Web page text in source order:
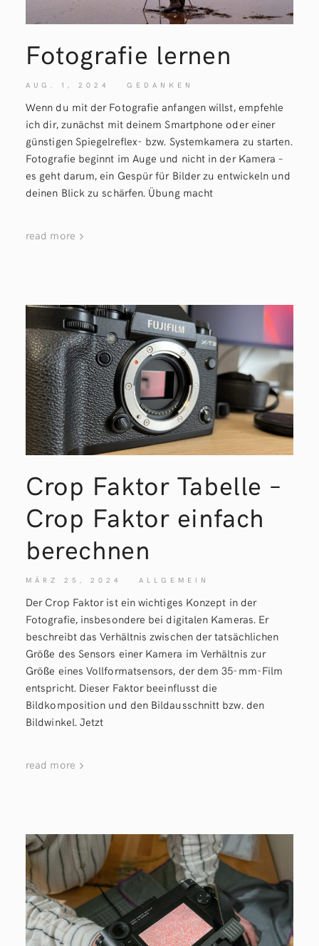
Fotografie lernen
AUG. 1, 2024 GEDANKEN
Wenn du mit der Fotografie anfangen willst, empfehle
ich dir, zunächst mit deinem Smartphone oder einer
günstigen Spiegelreflex- bzw. Systemkamera zu starten.
Fotografie beginnt im Auge und nicht in der Kamera –
es geht darum, ein Gespür für Bilder zu entwickeln und
deinen Blick zu schärfen. Übung macht
read more
Crop Faktor Tabelle –
Crop Faktor einfach
berechnen
MÄRZ 25, 2024 ALLGEMEIN
Der Crop Faktor ist ein wichtiges Konzept in der
Fotografie, insbesondere bei digitalen Kameras. Er
beschreibt das Verhältnis zwischen der tatsächlichen
Größe des Sensors einer Kamera im Verhältnis zur
Größe eines Vollformatsensors, der dem 35-mm-Film
entspricht. Dieser Faktor beeinflusst die
Bildkomposition und den Bildausschnitt bzw. den
Bildwinkel. Jetzt
read more